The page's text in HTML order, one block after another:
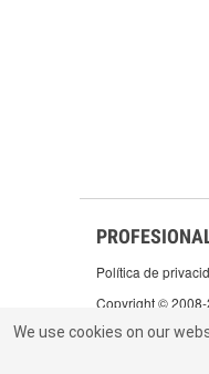
We use cookies on our
Política de
Copyright © 2008-
We use cookies on our